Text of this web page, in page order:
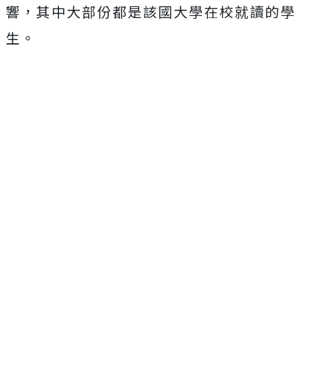
響，其中大部份都是該國大學在校就讀的學
生。